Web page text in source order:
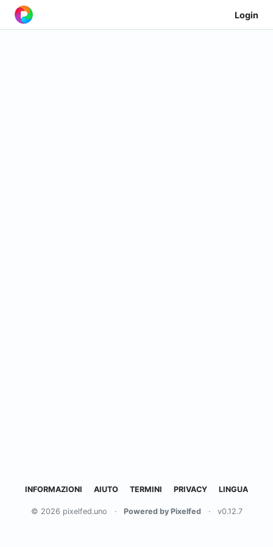
Login
INFORMAZIONI AIUTO TERMINI PRIVACY LINGUA
© 2026 pixelfed.uno · Powered by Pixelfed · v0.12.7